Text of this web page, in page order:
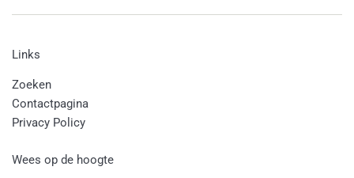
Links
Zoeken
Contactpagina
Privacy Policy
Wees op de hoogte